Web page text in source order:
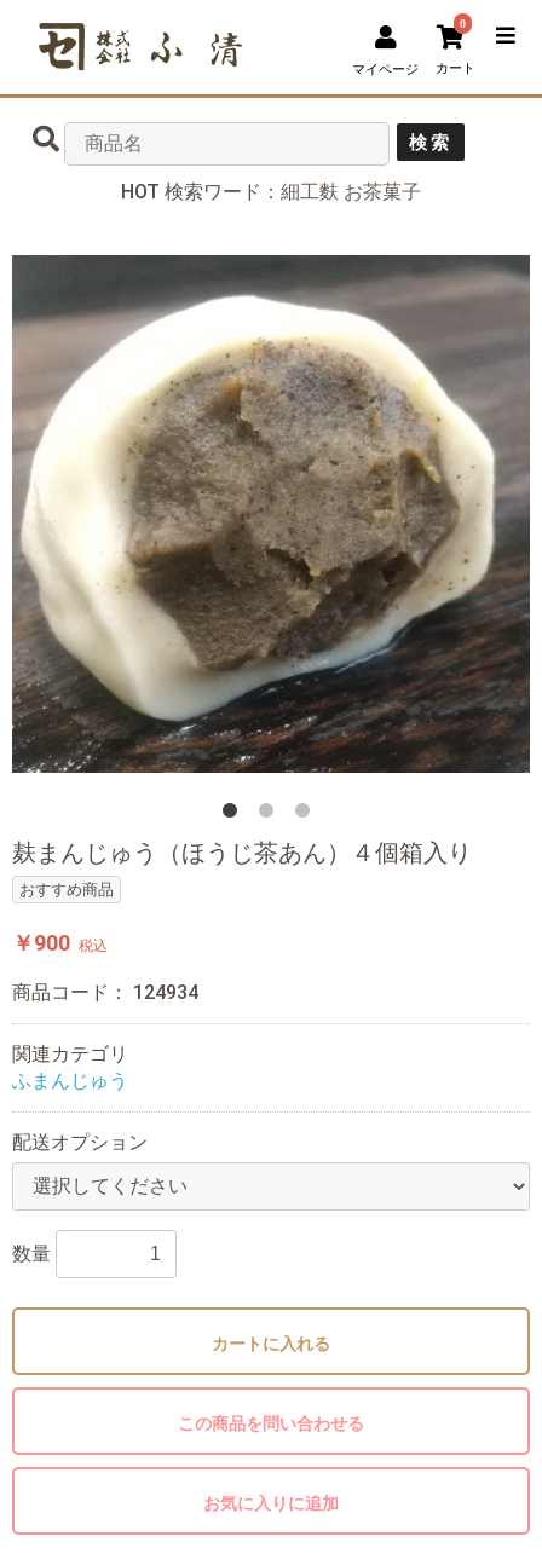
0
カート
マイページ
検索
HOT 検索ワード： 細工麩 お茶菓子
麸まんじゅう（ほうじ茶あん）４個箱入り
おすすめ商品
￥900 税込
商品コード： 124934
関連カテゴリ
ふまんじゅう
配送オプション
数量
カートに入れる
この商品を問い合わせる
お気に入りに追加